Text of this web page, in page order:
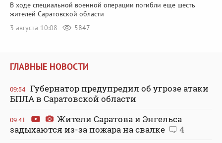
В ходе специальной военной операции погибли еще шесть
жителей Саратовской области
3 августа 10:08
5847
ГЛАВНЫЕ НОВОСТИ
09:54 Губернатор предупредил об угрозе атаки
БПЛА в Саратовской области
09:41
Жители Саратова и Энгельса
задыхаются из-за пожара на свалке
4